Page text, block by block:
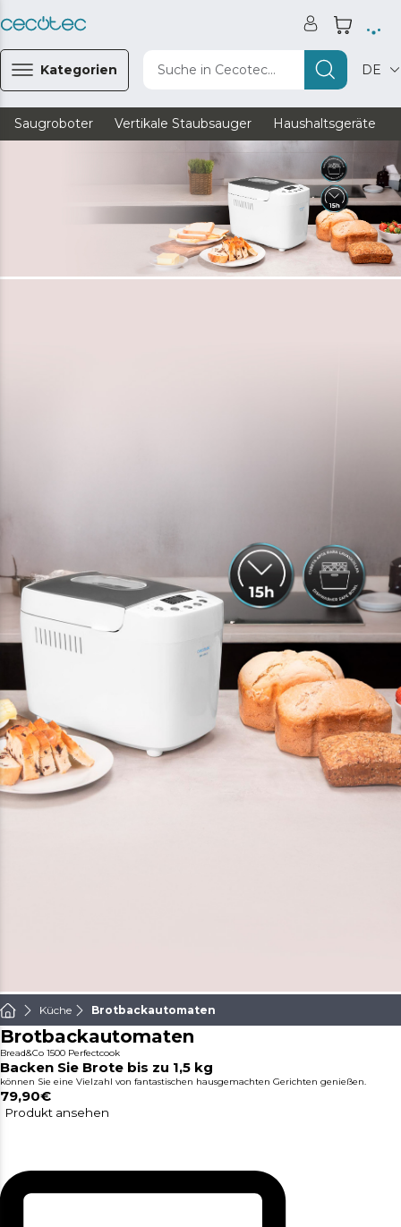
Kategorien Suche in Cecotec... DE
Saugroboter Vertikale Staubsauger Haushaltsgeräte
Küche Brotbackautomaten
Brotbackautomaten
Bread&Co 1500 Perfectcook
Backen Sie Brote bis zu 1,5 kg
können Sie eine Vielzahl von fantastischen hausgemachten Gerichten genießen.
79,90€
Produkt ansehen